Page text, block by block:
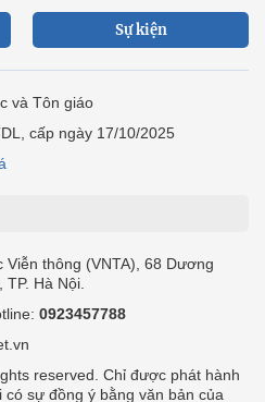
Sự kiện
và Tôn giáo
cấp ngày 17/10/2025
thông (VNTA), 68 Dương
Hà Nội.
0923457788
reserved. Chỉ được phát hành
sự đồng ý bằng văn bản của